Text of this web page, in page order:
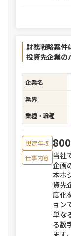
財務戦略案件
投資先企業の
企業名
業界
業種・職種
想定年収 800
仕事内容 当社
企画
本ポ
資先
度化
ョン
単な
る数
ます。